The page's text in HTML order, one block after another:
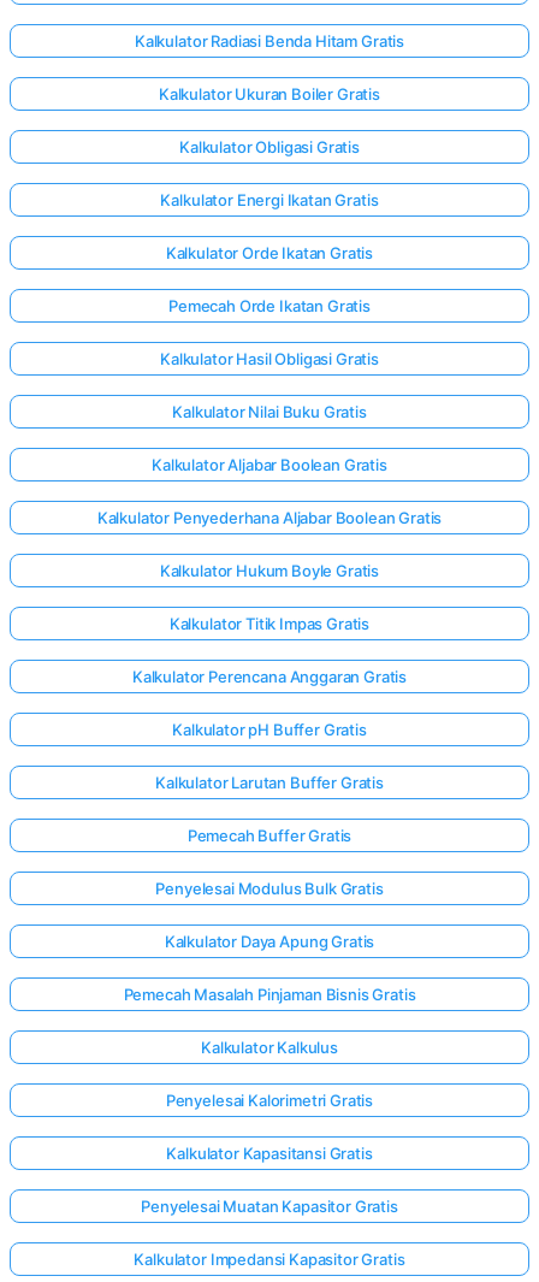
Kalkulator Radiasi Benda Hitam Gratis
Kalkulator Ukuran Boiler Gratis
Kalkulator Obligasi Gratis
Kalkulator Energi Ikatan Gratis
Kalkulator Orde Ikatan Gratis
Pemecah Orde Ikatan Gratis
Kalkulator Hasil Obligasi Gratis
Kalkulator Nilai Buku Gratis
Kalkulator Aljabar Boolean Gratis
Kalkulator Penyederhana Aljabar Boolean Gratis
Kalkulator Hukum Boyle Gratis
Kalkulator Titik Impas Gratis
Kalkulator Perencana Anggaran Gratis
Kalkulator pH Buffer Gratis
Kalkulator Larutan Buffer Gratis
Pemecah Buffer Gratis
Penyelesai Modulus Bulk Gratis
Kalkulator Daya Apung Gratis
Pemecah Masalah Pinjaman Bisnis Gratis
Kalkulator Kalkulus
Penyelesai Kalorimetri Gratis
Kalkulator Kapasitansi Gratis
Penyelesai Muatan Kapasitor Gratis
Kalkulator Impedansi Kapasitor Gratis